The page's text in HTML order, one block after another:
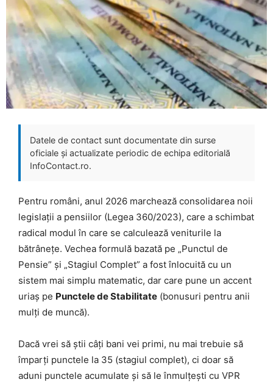
Datele de contact sunt documentate din surse
oficiale și actualizate periodic de echipa editorială
InfoContact.ro.
Pentru români, anul 2026 marchează consolidarea noii
legislații a pensiilor (Legea 360/2023), care a schimbat
radical modul în care se calculează veniturile la
bătrânețe. Vechea formulă bazată pe „Punctul de
Pensie” și „Stagiul Complet” a fost înlocuită cu un
sistem mai simplu matematic, dar care pune un accent
uriaș pe Punctele de Stabilitate (bonusuri pentru anii
mulți de muncă).
Dacă vrei să știi câți bani vei primi, nu mai trebuie să
împarți punctele la 35 (stagiul complet), ci doar să
aduni punctele acumulate și să le înmulțești cu VPR